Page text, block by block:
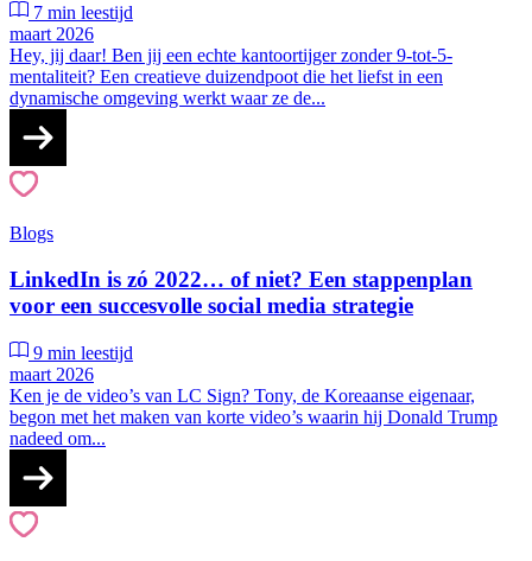
7 min leestijd
maart 2026
Hey, jij daar! Ben jij een echte kantoortijger zonder 9-tot-5-
mentaliteit? Een creatieve duizendpoot die het liefst in een
dynamische omgeving werkt waar ze de...
Blogs
LinkedIn is zó 2022… of niet? Een stappenplan
voor een succesvolle social media strategie
9 min leestijd
maart 2026
Ken je de video’s van LC Sign? Tony, de Koreaanse eigenaar,
begon met het maken van korte video’s waarin hij Donald Trump
nadeed om...